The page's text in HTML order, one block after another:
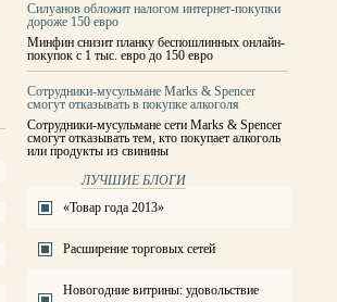
Силуанов обложит налогом интернет-покупки
дороже 150 евро
Минфин снизит планку беспошлинных онлайн-
покупок с 1 тыс. евро до 150 евро
Сотрудники-мусульмане Marks & Spencer
смогут отказывать в покупке алкоголя
Сотрудники-мусульмане сети Marks & Spencer
смогут отказывать тем, кто покупает алкоголь
или продукты из свинины
ЛУЧШИЕ БЛОГИ
«Товар года 2013»
Расширение торговых сетей
Новогодние витрины: удовольствие